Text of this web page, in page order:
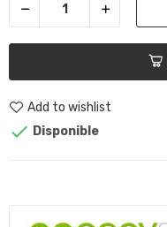
Add to wishlist
 Disponible